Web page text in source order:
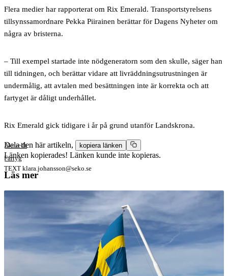
Flera medier har rapporterat om Rix Emerald. Transportstyrelsens
tillsynssamordnare Pekka Piirainen berättar för Dagens Nyheter om
några av bristerna.
– Till exempel startade inte nödgeneratorn som den skulle, säger han
till tidningen, och berättar vidare att livräddningsutrustningen är
undermålig, att avtalen med besättningen inte är korrekta och att
fartyget är dåligt underhållet.
Rix Emerald gick tidigare i år på grund utanför Landskrona.
Aktuellt
Fartyg
TEXT klara.johansson@seko.se
Dela den här artikeln, kopiera länken
Länken kopierades! Länken kunde inte kopieras.
Läs mer